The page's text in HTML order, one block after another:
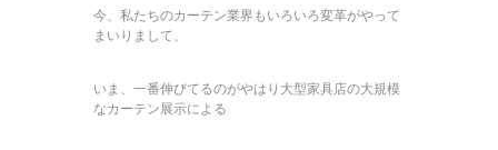
今、私たちのカーテン業界もいろいろ変革がやって
まいりまして、
いま、一番伸びてるのがやはり大型家具店の大規模
なカーテン展示による